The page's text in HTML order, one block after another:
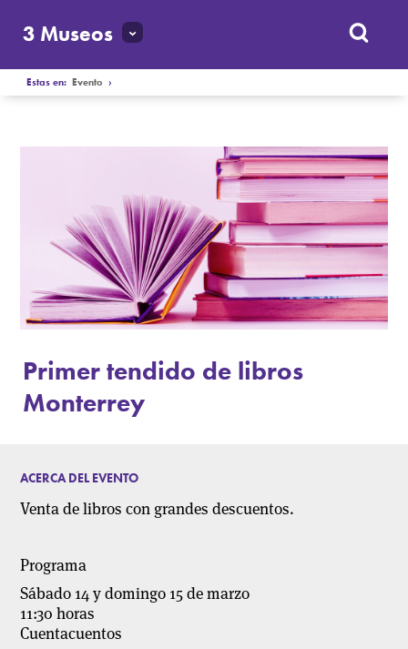
3 Museos
Estas en:Evento ›
Primer tendido de libros
Monterrey
ACERCA DEL EVENTO
Venta de libros con grandes descuentos.
Programa
Sábado 14 y domingo 15 de marzo
11:30 horas
Cuentacuentos